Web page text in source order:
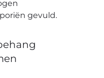
gevuld.